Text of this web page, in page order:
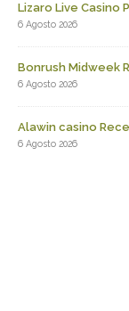
Lizaro Live Casino
6 Agosto 2026
Bonrush Midweek
6 Agosto 2026
Alawin casino
6 Agosto 2026